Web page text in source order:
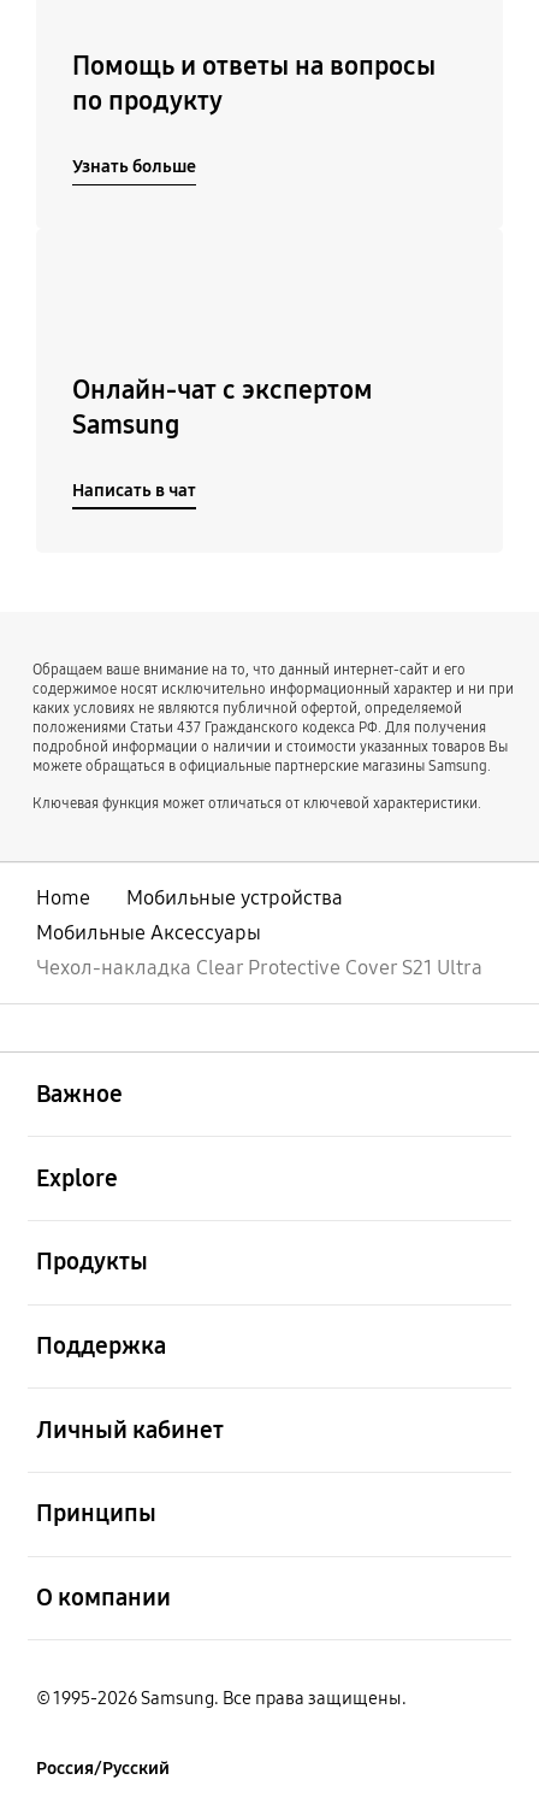
Помощь и ответы на вопросы
по продукту
Узнать больше
Онлайн-чат с экспертом
Samsung
Написать в чат
Обращаем ваше внимание на то, что данный интернет-сайт и его
содержимое носят исключительно информационный характер и ни при
каких условиях не являются публичной офертой, определяемой
положениями Статьи 437 Гражданского кодекса РФ. Для получения
подробной информации о наличии и стоимости указанных товаров Вы
можете обращаться в официальные партнерские магазины Samsung.
Ключевая функция может отличаться от ключевой характеристики.
Home
Мобильные устройства
Мобильные Аксессуары
Чехол-накладка Clear Protective Cover S21 Ultra
Важное
Explore
Продукты
Поддержка
Личный кабинет
Принципы
О компании
© 1995-2026 Samsung. Все права защищены.
Россия/Русский